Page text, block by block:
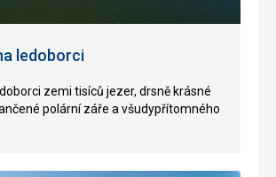
ledoborci
zemi tisíců jezer, drsně krásné
polární záře a všudypřítomného